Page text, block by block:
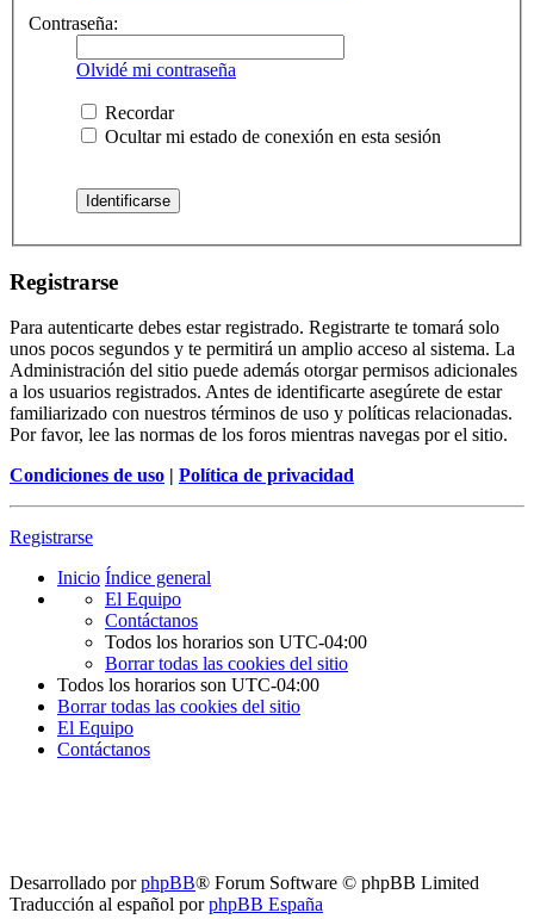
Contraseña:
Olvidé mi contraseña
Recordar
Ocultar mi estado de conexión en esta sesión
Registrarse
Para autenticarte debes estar registrado. Registrarte te tomará solo
unos pocos segundos y te permitirá un amplio acceso al sistema. La
Administración del sitio puede además otorgar permisos adicionales
a los usuarios registrados. Antes de identificarte asegúrete de estar
familiarizado con nuestros términos de uso y políticas relacionadas.
Por favor, lee las normas de los foros mientras navegas por el sitio.
Condiciones de uso | Política de privacidad
Registrarse
Inicio Índice general
El Equipo
Contáctanos
Todos los horarios son UTC-04:00
Borrar todas las cookies del sitio
Todos los horarios son UTC-04:00
Borrar todas las cookies del sitio
El Equipo
Contáctanos
Desarrollado porphpBB® Forum Software © phpBB Limited
Traducción al español porphpBB España